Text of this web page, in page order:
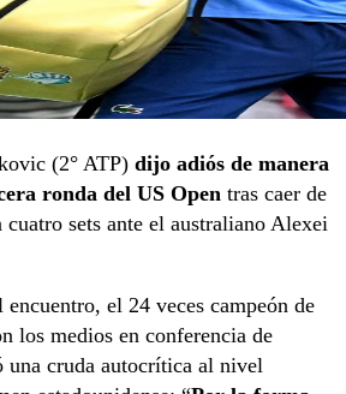
(2° ATP) dijo adiós de manera
ronda del US Open tras caer de
cuatro sets ante el australiano Alexei
el 24 veces campeón de
los medios en conferencia de
una cruda autocrítica al nivel